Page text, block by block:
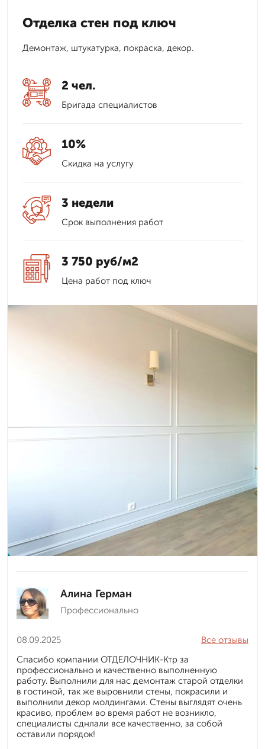
Отделка стен под ключ
Демонтаж, штукатурка, покраска, декор.
2 чел.
Бригада специалистов
10%
Скидка на услугу
3 недели
Срок выполнения работ
3 750 руб/м2
Цена работ под ключ
Алина Герман
Профессионально
08.09.2025
Все отзывы
Спасибо компании ОТДЕЛОЧНИК-Ктр за
профессионально и качественно выполненную
работу. Выполнили для нас демонтаж старой отделки
в гостиной, так же выровнили стены, покрасили и
выполнили декор молдингами. Стены выглядят очень
красиво, проблем во время работ не возникло,
специалисты сднлали все качественно, за собой
оставили порядок!